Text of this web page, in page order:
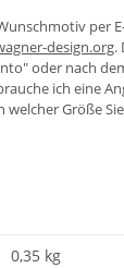
per
design.org.
oder nach
ich eine
Größe
0,35 kg